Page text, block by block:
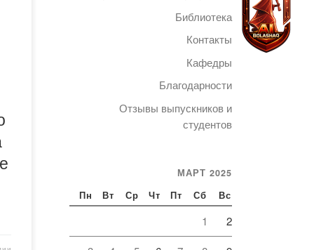
Библиотека
Контакты
Кафедры
Благодарности
Отзывы выпускников и
студентов
МАРТ 2025
Пн Вт Ср Чт Пт Сб Вс
1 2